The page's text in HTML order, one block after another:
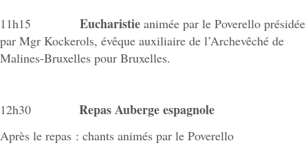
11h15 Eucharistie animée par le Poverello présidée
par Mgr Kockerols, évêque auxiliaire de l’Archevêché de
Malines-Bruxelles pour Bruxelles.
12h30 Repas Auberge espagnole
Après le repas : chants animés par le Poverello